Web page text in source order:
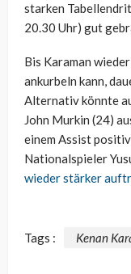
starken
20.30 Uhr) gut
Bis Karaman
ankurbeln kann,
Alternativ könnte
John Murkin (24)
einem Assist
Nationalspieler
wieder stärker
Tags : Kenan